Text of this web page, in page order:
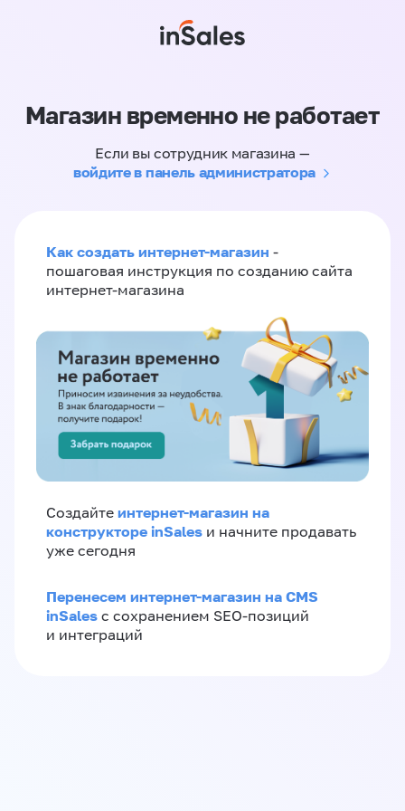
Магазин временно не работает
Если вы сотрудник магазина —
войдите в панель администратора
Как создать интернет-магазин -
пошаговая инструкция по созданию сайта
интернет-магазина
Создайте интернет-магазин на
конструкторе inSales и начните продавать
уже сегодня
Перенесем интернет-магазин на CMS
inSales с сохранением SEO-позиций
и интеграций